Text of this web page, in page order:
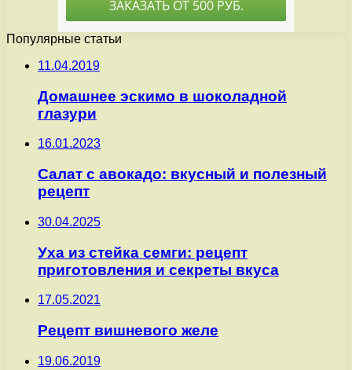
Популярные статьи
11.04.2019
Домашнее эскимо в шоколадной
глазури
16.01.2023
Салат с авокадо: вкусный и полезный
рецепт
30.04.2025
Уха из стейка семги: рецепт
приготовления и секреты вкуса
17.05.2021
Рецепт вишневого желе
19.06.2019